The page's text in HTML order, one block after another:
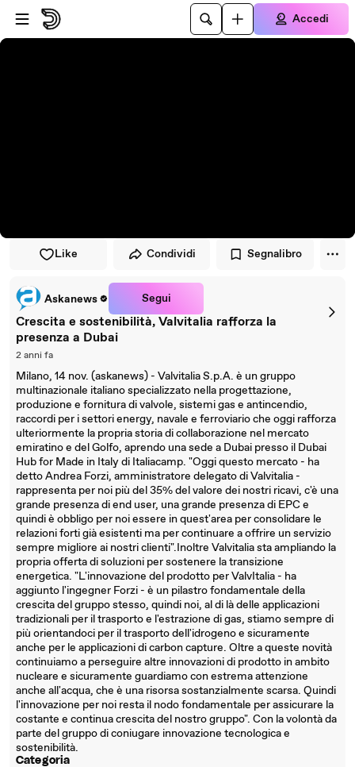
Vai al lettore
Passa al contenuto principale
Accedi
Like Condividi Segnalibro
Askanews Segui
Crescita e sostenibilità, Valvitalia rafforza la
presenza a Dubai
2 anni fa
Milano, 14 nov. (askanews) - Valvitalia S.p.A. è un gruppo
multinazionale italiano specializzato nella progettazione,
produzione e fornitura di valvole, sistemi gas e antincendio,
raccordi per i settori energy, navale e ferroviario che oggi rafforza
ulteriormente la propria storia di collaborazione nel mercato
emiratino e del Golfo, aprendo una sede a Dubai presso il Dubai
Hub for Made in Italy di Italiacamp. "Oggi questo mercato - ha
detto Andrea Forzi, amministratore delegato di Valvitalia -
rappresenta per noi più del 35% del valore dei nostri ricavi, c'è una
grande presenza di end user, una grande presenza di EPC e
quindi è obbligo per noi essere in quest'area per consolidare le
relazioni forti già esistenti ma per continuare a offrire un servizio
sempre migliore ai nostri clienti".Inoltre Valvitalia sta ampliando la
propria offerta di soluzioni per sostenere la transizione
energetica. "L'innovazione del prodotto per ValvItalia - ha
aggiunto l'ingegner Forzi - è un pilastro fondamentale della
crescita del gruppo stesso, quindi noi, al di là delle applicazioni
tradizionali per il trasporto e l'estrazione di gas, stiamo sempre di
più orientandoci per il trasporto dell'idrogeno e sicuramente
anche per le applicazioni di carbon capture. Oltre a queste novità
continuiamo a perseguire altre innovazioni di prodotto in ambito
nucleare e sicuramente guardiamo con estrema attenzione
anche all'acqua, che è una risorsa sostanzialmente scarsa. Quindi
l'innovazione per noi resta il nodo fondamentale per assicurare la
costante e continua crescita del nostro gruppo". Con la volontà da
parte del gruppo di coniugare innovazione tecnologica e
sostenibilità.
Categoria